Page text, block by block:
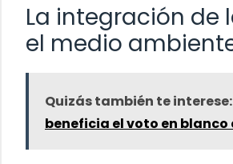
La integración de
el medio
Quizás también te interese:
beneficia el voto en blanco